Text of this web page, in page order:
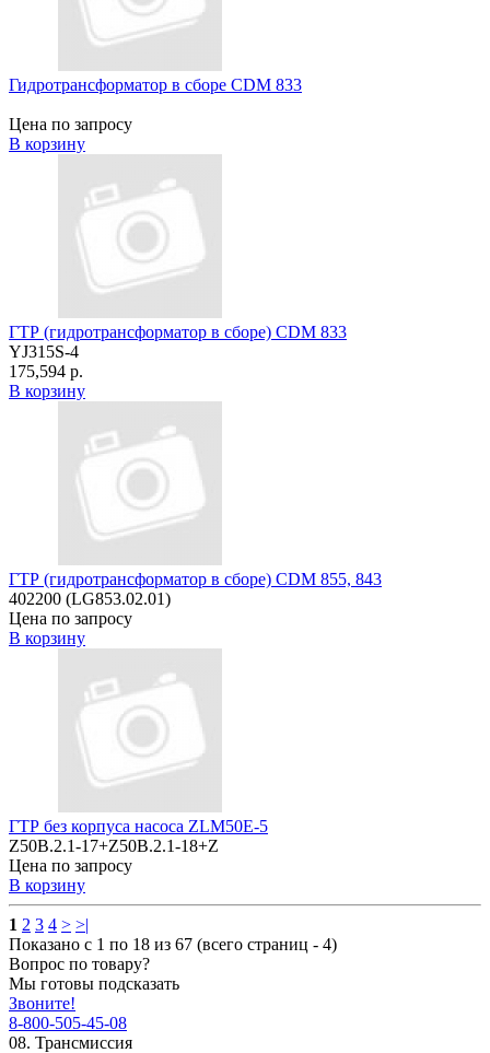
Гидротрансформатор в сборе CDM 833
Цена по запросу
В корзину
ГТР (гидротрансформатор в сборе) CDM 833
YJ315S-4
175,594 р.
В корзину
ГТР (гидротрансформатор в сборе) CDM 855, 843
402200 (LG853.02.01)
Цена по запросу
В корзину
ГТР без корпуса насоса ZLM50E-5
Z50B.2.1-17+Z50B.2.1-18+Z
Цена по запросу
В корзину
1 2 3 4 > >|
Показано с 1 по 18 из 67 (всего страниц - 4)
Вопрос по товару?
Мы готовы подсказать
Звоните!
8-800-505-45-08
08. Трансмиссия